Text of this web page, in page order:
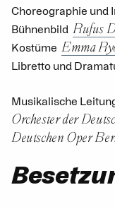
Choreographie und
Bühnenbild Rufus
Kostüme Emma
Libretto und
Musikalische
Orchester der
Deutschen Oper